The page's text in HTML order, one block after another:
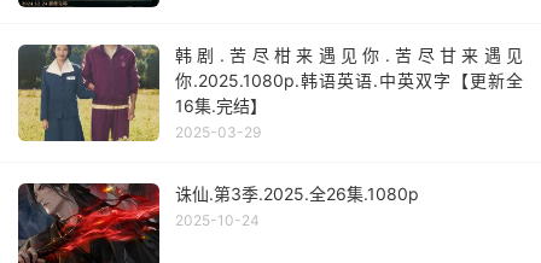
韩剧.苦尽柑来遇见你.苦尽甘来遇见
你.2025.1080p.韩语英语.中英双字【更新全
16集.完结】
2025-03-29
诛仙.第3季.2025.全26集.1080p
2025-10-24